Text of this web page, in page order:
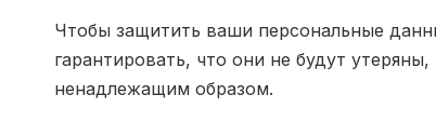
Чтобы защитить ваши персональные
гарантировать, что они не будут
ненадлежащим образом.